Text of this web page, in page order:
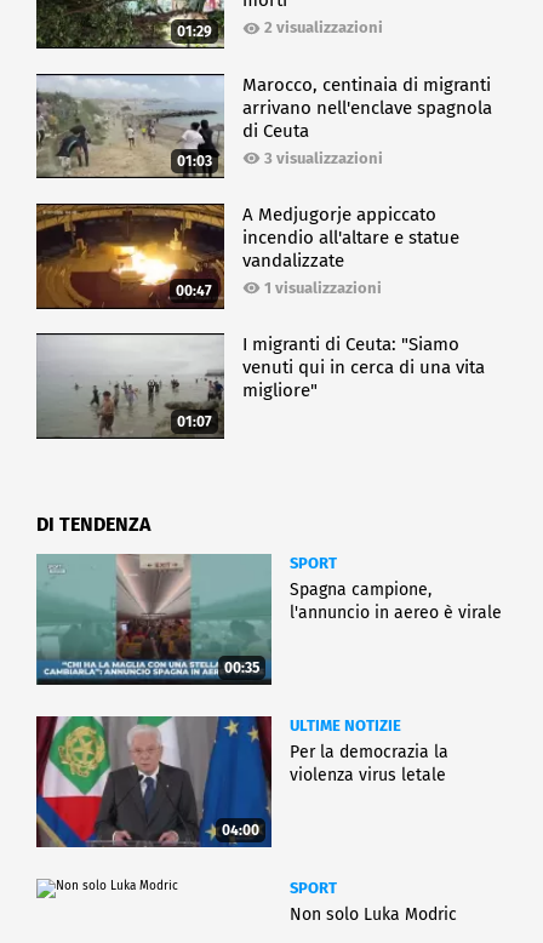
01:29 2 visualizzazioni
01:03
Marocco, centinaia di migranti
arrivano nell'enclave spagnola
di Ceuta
3 visualizzazioni
00:47
A Medjugorje appiccato
incendio all'altare e statue
vandalizzate
1 visualizzazioni
01:07
I migranti di Ceuta: "Siamo
venuti qui in cerca di una vita
migliore"
DI TENDENZA
00:35
SPORT
Spagna campione,
l'annuncio in aereo è virale
04:00
ULTIME NOTIZIE
Per la democrazia la
violenza virus letale
SPORT
Non solo Luka Modric